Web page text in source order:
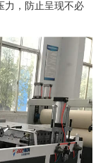
力，防止呈现不必